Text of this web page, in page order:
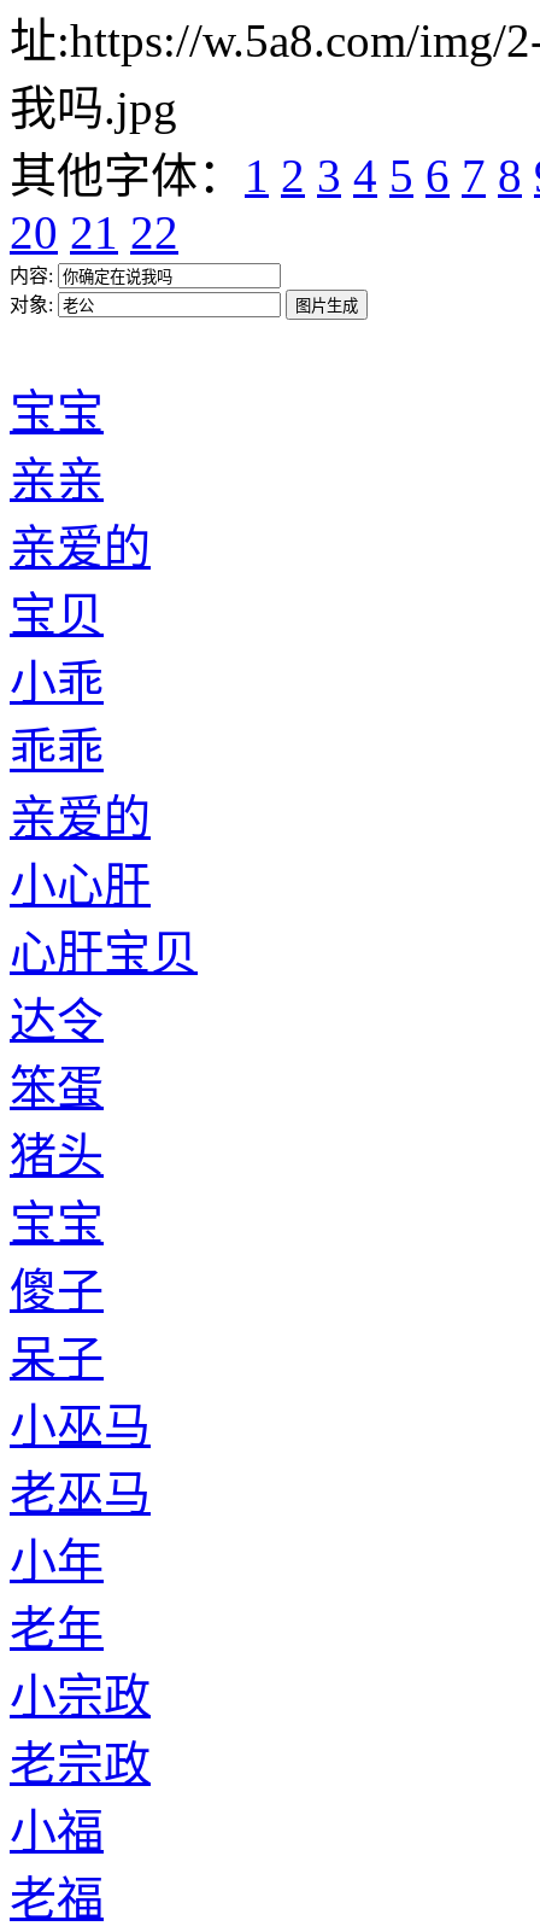
址:https://w.5a8.com/img/
我吗.jpg
其他字体： 1 2 3 4 5 6 7 8
20 21 22
内容:
对象:
宝宝
亲亲
亲爱的
宝贝
小乖
乖乖
亲爱的
小心肝
心肝宝贝
达令
笨蛋
猪头
宝宝
傻子
呆子
小巫马
老巫马
小年
老年
小宗政
老宗政
小福
老福